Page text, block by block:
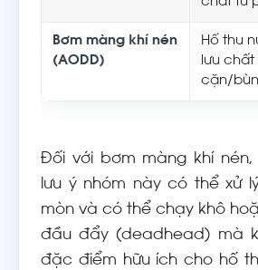
Bơm màng khí nén
(AODD)
Hố thu
lưu chất
cặn/bùn
Đối với bơm màng khí nén,
lưu ý nhóm này có thể xử
mòn và có thể chạy khô
đầu đẩy (deadhead) mà
đặc điểm hữu ích cho hố